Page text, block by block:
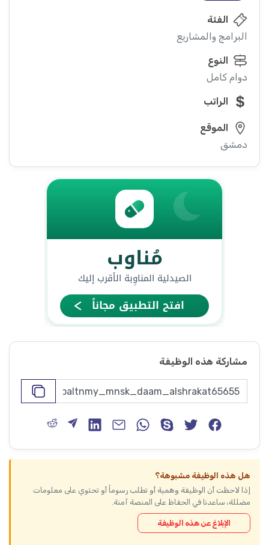
الفئة
البرامج والمشاريع
النوع
دوام كامل
الراتب
الموقع
دمشق
مشاركة هذه الوظيفة
هل هذه الوظيفة مشبوهة؟
إذا لاحظت أن الوظيفة وهمية أو تطلب رسوماً أو تحتوي على معلومات
مضللة، ساعدنا في الحفاظ على المنصة آمنة.
الإبلاغ عن هذه الوظيفة